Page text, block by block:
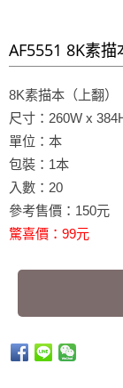
AF5551 8K素描
8K素描本（上翻）
尺寸：260W x
單位：本
包裝：1本
入數：20
參考售價：150元
驚喜價：99元